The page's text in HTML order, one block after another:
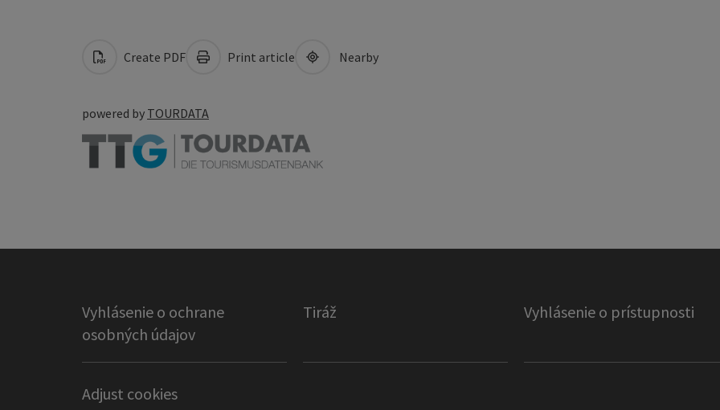
Create PDF Print article Nearby
powered by TOURDATA
Vyhlásenie o ochrane
osobných údajov
Tiráž Vyhlásenie o prístupnosti
Adjust cookies